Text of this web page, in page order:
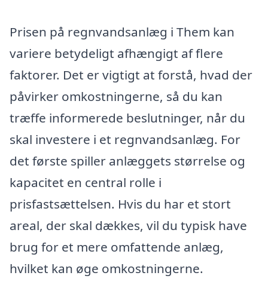
Prisen på regnvandsanlæg i Them kan
variere betydeligt afhængigt af flere
faktorer. Det er vigtigt at forstå, hvad der
påvirker omkostningerne, så du kan
træffe informerede beslutninger, når du
skal investere i et regnvandsanlæg. For
det første spiller anlæggets størrelse og
kapacitet en central rolle i
prisfastsættelsen. Hvis du har et stort
areal, der skal dækkes, vil du typisk have
brug for et mere omfattende anlæg,
hvilket kan øge omkostningerne.